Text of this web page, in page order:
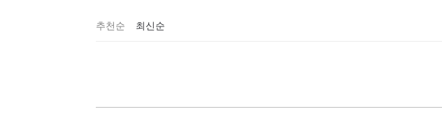
추천순 최신순